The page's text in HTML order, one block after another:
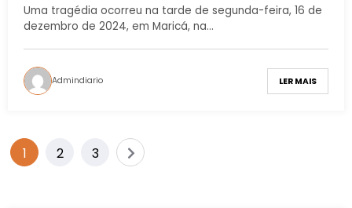
Uma tragédia ocorreu na tarde de segunda-feira, 16 de
dezembro de 2024, em Maricá, na…
Admindiario LER MAIS
1 2 3